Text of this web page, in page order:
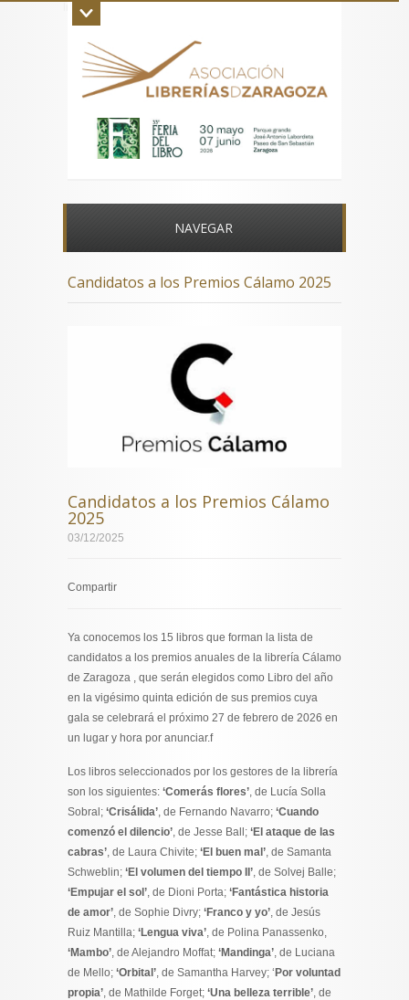
Inicio La asociación Aviso legal Contacto
NAVEGAR
Candidatos a los Premios Cálamo 2025
Candidatos a los Premios Cálamo
2025
03/12/2025
Compartir
Ya conocemos los 15 libros que forman la lista de
candidatos a los premios anuales de la librería Cálamo
de Zaragoza , que serán elegidos como Libro del año
en la vigésimo quinta edición de sus premios cuya
gala se celebrará el próximo 27 de febrero de 2026 en
un lugar y hora por anunciar.f
Los libros seleccionados por los gestores de la librería
son los siguientes: ‘Comerás flores’, de Lucía Solla
Sobral; ‘Crisálida’, de Fernando Navarro; ‘Cuando
comenzó el dilencio’, de Jesse Ball; ‘El ataque de las
cabras’, de Laura Chivite; ‘El buen mal’, de Samanta
Schweblin; ‘El volumen del tiempo II’, de Solvej Balle;
‘Empujar el sol’, de Dioni Porta; ‘Fantástica historia
de amor’, de Sophie Divry; ‘Franco y yo’, de Jesús
Ruiz Mantilla; ‘Lengua viva’, de Polina Panassenko,
‘Mambo’, de Alejandro Moffat; ‘Mandinga’, de Luciana
de Mello; ‘Orbital’, de Samantha Harvey; ‘Por voluntad
propia’, de Mathilde Forget; ‘Una belleza terrible’, de